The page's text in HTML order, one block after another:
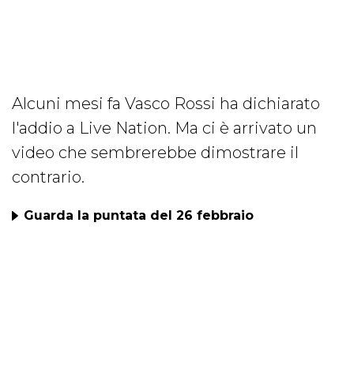
Alcuni mesi fa Vasco Rossi ha dichiarato
l'addio a Live Nation. Ma ci è arrivato un
video che sembrerebbe dimostrare il
contrario.
Guarda la puntata del 26 febbraio